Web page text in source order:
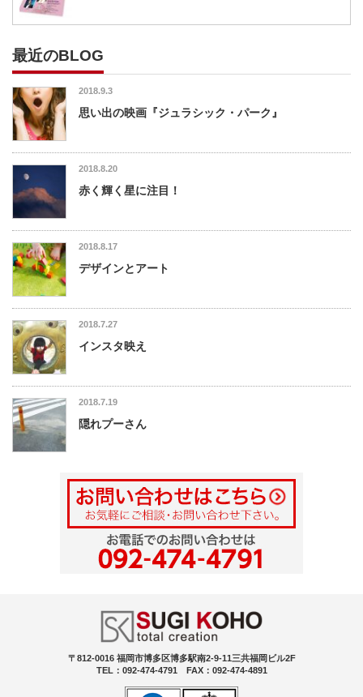
最近のBLOG
2018.9.3
思い出の映画『ジュラシック・パーク』
2018.8.20
赤く輝く星に注目！
2018.8.17
デザインとアート
2018.7.27
インスタ映え
2018.7.19
隠れプーさん
〒812-0016 福岡市博多区博多駅南2-9-11三共福岡ビル2F
TEL：092-474-4791 FAX：092-474-4891